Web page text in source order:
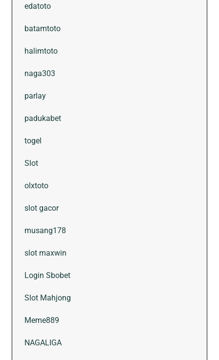
edatoto
batamtoto
halimtoto
naga303
parlay
padukabet
togel
Slot
olxtoto
slot gacor
musang178
slot maxwin
Login Sbobet
Slot Mahjong
Meme889
NAGALIGA